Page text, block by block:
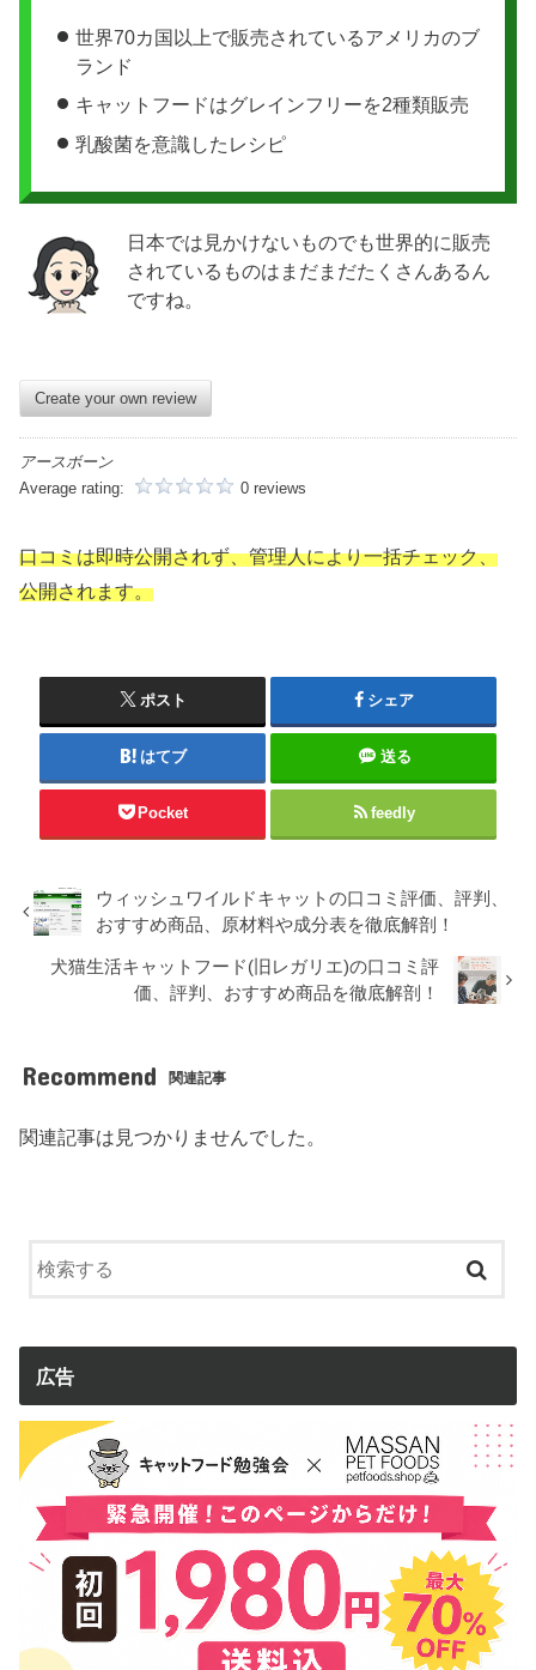
世界70カ国以上で販売されているアメリカのブ
ランド
キャットフードはグレインフリーを2種類販売
乳酸菌を意識したレシピ
日本では見かけないものでも世界的に販売
されているものはまだまだたくさんあるん
ですね。
Create your own review
アースボーン
Average rating:
0 reviews
口コミは即時公開されず、管理人により一括チェック、
公開されます。
ポスト シェア
はてブ 送る
Pocket feedly
ウィッシュワイルドキャットの口コミ評価、評判、
おすすめ商品、原材料や成分表を徹底解剖！
犬猫生活キャットフード(旧レガリエ)の口コミ評
価、評判、おすすめ商品を徹底解剖！
Recommend 関連記事
関連記事は見つかりませんでした。
広告